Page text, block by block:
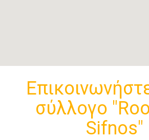
σύλλογο
Sifnos"